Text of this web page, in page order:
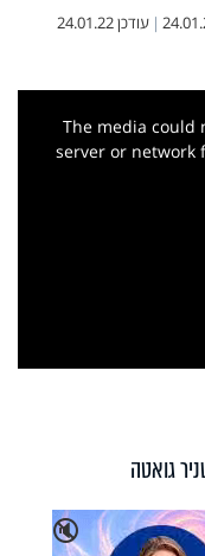
| עודכן24.01.22
This
The media could
server or network
גואטה
🔇